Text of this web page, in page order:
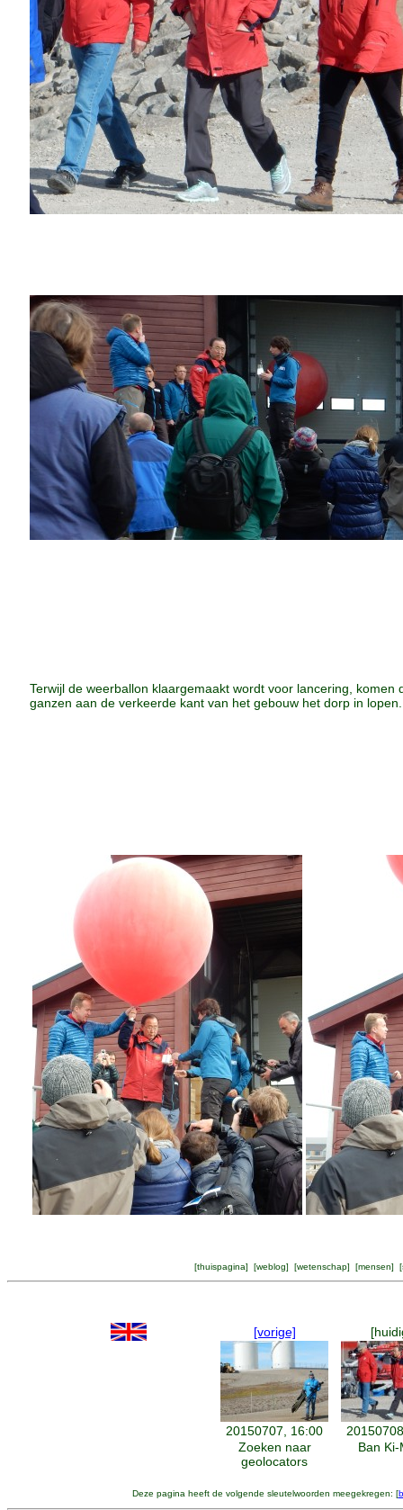
Terwijl de weerballon klaargemaakt wordt voor lancering, komen
ganzen aan de verkeerde kant van het gebouw het dorp in lopen.
[thuispagina] [weblog] [wetenschap] [mensen] [
[vorige]
20150707, 16:00
Zoeken naar
geolocators
Ban
Deze pagina heeft de volgende sleutelwoorden meegekregen: [